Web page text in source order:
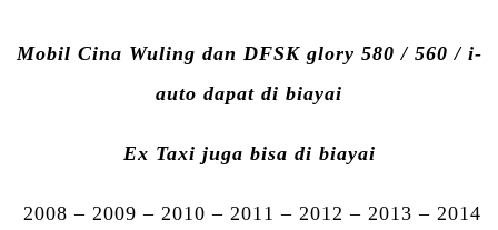
Mobil Cina Wuling dan DFSK glory 580 / 560 / i-
auto dapat di biayai
Ex Taxi juga bisa di biayai
2008 – 2009 – 2010 – 2011 – 2012 – 2013 – 2014